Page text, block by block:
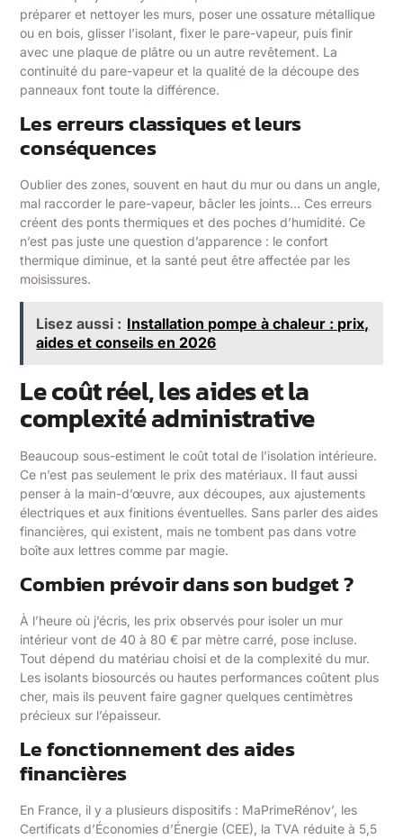
préparer et nettoyer les murs, poser une ossature métallique
ou en bois, glisser l’isolant, fixer le pare-vapeur, puis finir
avec une plaque de plâtre ou un autre revêtement. La
continuité du pare-vapeur et la qualité de la découpe des
panneaux font toute la différence.
Les erreurs classiques et leurs
conséquences
Oublier des zones, souvent en haut du mur ou dans un angle,
mal raccorder le pare-vapeur, bâcler les joints… Ces erreurs
créent des ponts thermiques et des poches d’humidité. Ce
n’est pas juste une question d’apparence : le confort
thermique diminue, et la santé peut être affectée par les
moisissures.
Lisez aussi : Installation pompe à chaleur : prix,
aides et conseils en 2026
Le coût réel, les aides et la
complexité administrative
Beaucoup sous-estiment le coût total de l’isolation intérieure.
Ce n’est pas seulement le prix des matériaux. Il faut aussi
penser à la main-d’œuvre, aux découpes, aux ajustements
électriques et aux finitions éventuelles. Sans parler des aides
financières, qui existent, mais ne tombent pas dans votre
boîte aux lettres comme par magie.
Combien prévoir dans son budget ?
À l’heure où j’écris, les prix observés pour isoler un mur
intérieur vont de 40 à 80 € par mètre carré, pose incluse.
Tout dépend du matériau choisi et de la complexité du mur.
Les isolants biosourcés ou hautes performances coûtent plus
cher, mais ils peuvent faire gagner quelques centimètres
précieux sur l’épaisseur.
Le fonctionnement des aides
financières
En France, il y a plusieurs dispositifs : MaPrimeRénov’, les
Certificats d’Économies d’Énergie (CEE), la TVA réduite à 5,5